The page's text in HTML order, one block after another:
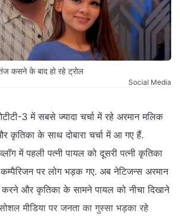
कसने के बाद हो रहे ट्रोल
Social Media
3 में सबसे ज्यादा चर्चा में रहे अरमान मलिक
कृतिका के साथ दोबारा चर्चा में आ गए हैं.
में पहली पत्नी पायल को दूसरी पत्नी कृतिका
पर लोग भड़क गए. अब नेटिजन्स अरमान
करने और कृतिका के सामने पायल को नीचा दिखाने
मीडिया पर जनता का गुस्सा भड़का रहे